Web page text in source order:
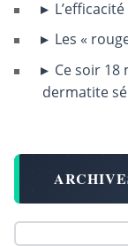
Les «
Ce soir 18
dermatite